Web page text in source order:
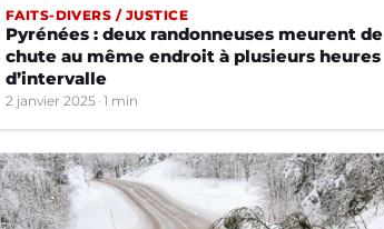
FAITS-DIVERS / JUSTICE
Pyrénées : deux randonneuses meurent de
chute au même endroit à plusieurs heures
d’intervalle
2 janvier 2025 1 min